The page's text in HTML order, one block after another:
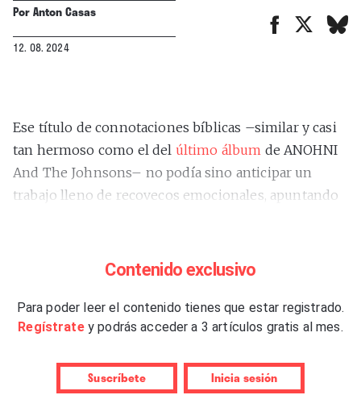
PorAnton Casas
12. 08. 2024
Ese título de connotaciones bíblicas –similar y casi
tan hermoso como el del último álbum de ANOHNI
And The Johnsons– no podía sino anticipar un
trabajo lleno de recovecos emocionales, apuntando
JPEGMAFIAabriéndose como nunca a
estudio va haciendo mella, tanto en el oyente como
en su propio reflejo. Antes de llegar a ese final, claro
baches y brincos sonoros, sacando la cabeza para
hincar los dientes a sus enemigos o incluso a sus
Contenido exclusivo
Para poder leer el contenido tienes que estar registrado.
Regístrate y podrás acceder a 3 artículos gratis al mes.
Suscríbete Inicia sesión